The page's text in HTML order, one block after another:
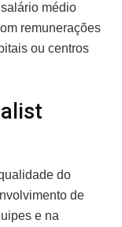
médio
remunerações
ou centros
do
de
e na